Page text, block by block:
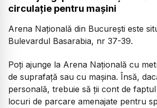
circulație pentru mașini
Arena Națională din București este
Bulevardul Basarabia, nr 37-39.
Poți ajunge la Arena Națională cu
de suprafață sau cu mașina. Însă,
personală, trebuie să ții cont de
locuri de parcare amenajate pentru